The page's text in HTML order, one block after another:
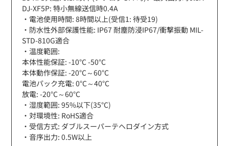
DJ-XF5P: 特小無線送信時0.4A
・電池使用時間: 8時間以上(受信1: 待受19)
・防水性外部保護性能: IP67 耐塵防浸IP67/衝撃振動 MIL-
STD-810G適合
・温度範囲:
本体性能保証: -10°C -50°C
本体動作保証: -20°C～60°C
電池パック充電: 0°C～40°C
放電: -20°C～60°C
・湿度範囲: 95%以下(35°C)
・対環境性: RoHS適合
・受信方式: ダブルスーパーテヘロダイン方式
・音序出力: 0.5W以上